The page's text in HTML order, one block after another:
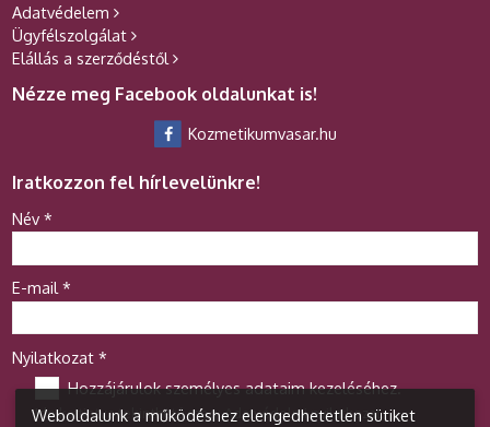
Adatvédelem
Ügyfélszolgálat
Elállás a szerződéstől
Nézze meg Facebook oldalunkat is!
Kozmetikumvasar.hu
Iratkozzon fel hírlevelünkre!
-
-
-
Név *
E-mail *
Nyilatkozat *
Hozzájárulok személyes adataim kezeléséhez.
Ide kattintva tekinthető meg:Adatvédelmi nyilatkozat.
Weboldalunk a működéshez elengedhetetlen sütiket